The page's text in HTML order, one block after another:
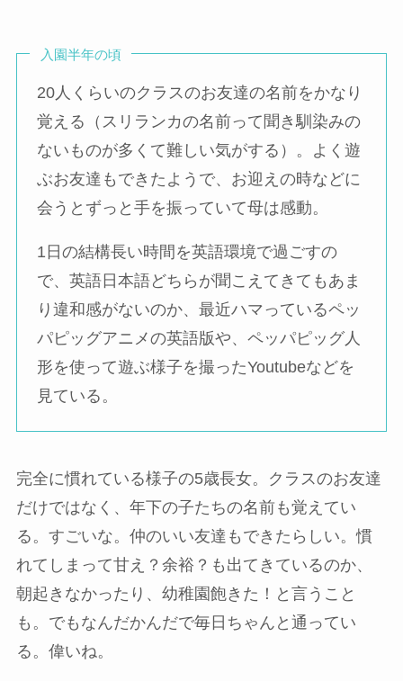
入園半年の頃
20人くらいのクラスのお友達の名前をかなり
覚える（スリランカの名前って聞き馴染みの
ないものが多くて難しい気がする）。よく遊
ぶお友達もできたようで、お迎えの時などに
会うとずっと手を振っていて母は感動。
1日の結構長い時間を英語環境で過ごすの
で、英語日本語どちらが聞こえてきてもあま
り違和感がないのか、最近ハマっているペッ
パピッグアニメの英語版や、ペッパピッグ人
形を使って遊ぶ様子を撮ったYoutubeなどを
見ている。
完全に慣れている様子の5歳長女。クラスのお友達
だけではなく、年下の子たちの名前も覚えてい
る。すごいな。仲のいい友達もできたらしい。慣
れてしまって甘え？余裕？も出てきているのか、
朝起きなかったり、幼稚園飽きた！と言うこと
も。でもなんだかんだで毎日ちゃんと通ってい
る。偉いね。